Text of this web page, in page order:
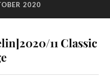
2020
11 Classic